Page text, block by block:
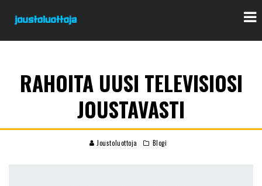
RAHOITA UUSI TELEVISIOSI
JOUSTAVASTI
Joustoluottoja Blogi